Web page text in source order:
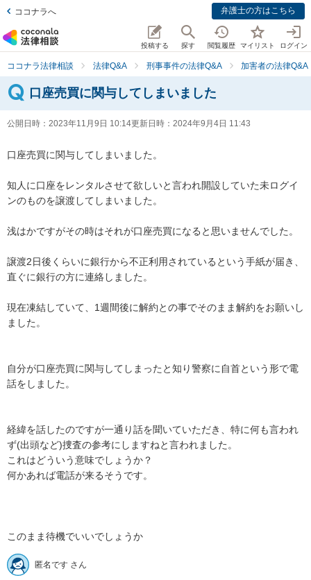
ココナラへ 弁護士の方はこちら
投稿する 探す 閲覧履歴 マイリスト ログイン
ココナラ法律相談 法律Q&A 刑事事件の法律Q&A 加害者の法律Q&A
口座売買に関与してしまいました
公開日時： 2023年11月9日 10:14更新日時： 2024年9月4日 11:43
口座売買に関与してしまいました。
知人に口座をレンタルさせて欲しいと言われ開設していた未ログイ
ンのものを譲渡してしまいました。
浅はかですがその時はそれが口座売買になると思いませんでした。
譲渡2日後くらいに銀行から不正利用されているという手紙が届き、
直ぐに銀行の方に連絡しました。
現在凍結していて、1週間後に解約との事でそのまま解約をお願いし
ました。
自分が口座売買に関与してしまったと知り警察に自首という形で電
話をしました。
経緯を話したのですが一通り話を聞いていただき、特に何も言われ
ず(出頭など)捜査の参考にしますねと言われました。
これはどういう意味でしょうか？
何かあれば電話が来るそうです。
このまま待機でいいでしょうか
匿名です さん